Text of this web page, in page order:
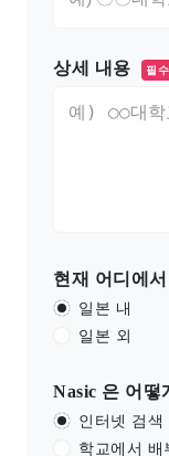
상세 내용 필수
현재 어디에
일본 내
일본 외
Nasic 은 어떻
인터넷 검색
학교에서 배